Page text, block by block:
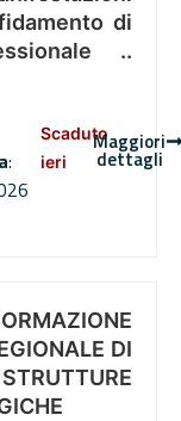
di
..
:
Scaduto
ieri
Maggiori
dettagli
DI